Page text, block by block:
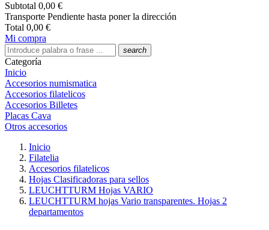
Subtotal 0,00 €
Transporte Pendiente hasta poner la dirección
Total 0,00 €
Mi compra
search
Categoría
Inicio
Accesorios numismatica
Accesorios filatelicos
Accesorios Billetes
Placas Cava
Otros accesorios
Inicio
Filatelia
Accesorios filatelicos
Hojas Clasificadoras para sellos
LEUCHTTURM Hojas VARIO
LEUCHTTURM hojas Vario transparentes. Hojas 2
departamentos